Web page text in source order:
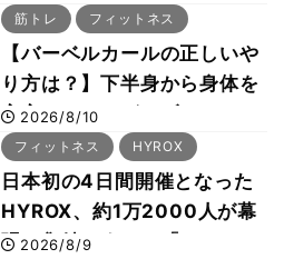
法をボディビル世界王者・鈴
木雅選手が解説
筋トレ フィットネス
【バーベルカールの正しいや
り方は？】下半身から身体を
安定させるのがカギ！
2026/8/10
フィットネス HYROX
日本初の4日間開催となった
HYROX、約1万2000人が幕
張に集結 すでに「2028、
2026/8/9